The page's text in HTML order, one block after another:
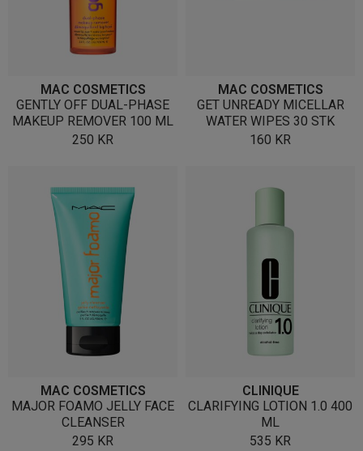
MAC COSMETICS
GENTLY OFF DUAL-PHASE
MAKEUP REMOVER 100 ML
250 KR
MAC COSMETICS
GET UNREADY MICELLAR
WATER WIPES 30 STK
160 KR
MAC COSMETICS
MAJOR FOAMO JELLY FACE
CLEANSER
295 KR
CLINIQUE
CLARIFYING LOTION 1.0 400
ML
535 KR